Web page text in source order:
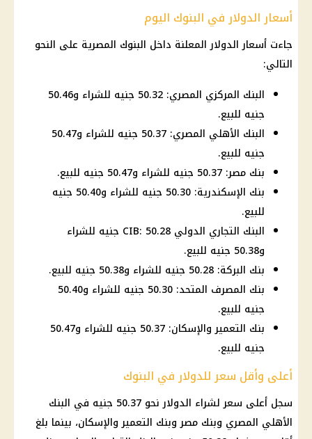
أسعار الدولار في البنوك اليوم
جاءت أسعارالدولارالمعلنة داخل البنوك المصرية على النحو
التالي:
البنك المركزي المصري: 50.32 جنيه للشراء و50.46
جنيه للبيع.
البنك الأهلي المصري: 50.37 جنيه للشراء و50.47
جنيه للبيع.
بنك مصر: 50.37 جنيه للشراء و50.47 جنيه للبيع.
بنك الإسكندرية: 50.30 جنيه للشراء و50.40 جنيه
للبيع.
البنك التجاري الدولي CIB: 50.28 جنيه للشراء
و50.38 جنيه للبيع.
بنك البركة: 50.28 جنيه للشراء و50.38 جنيه للبيع.
بنك المصرف المتحد: 50.30 جنيه للشراء و50.40
جنيه للبيع.
بنك التعمير والإسكان: 50.37 جنيه للشراء و50.47
جنيه للبيع.
أعلى وأقل سعر للدولار في البنوك
سجل أعلى سعر لشراء الدولارنحو 50.37 جنيه في
البنك
الأهلي المصري وبنك مصر وبنك التعمير والإسكان، بينما بلغ